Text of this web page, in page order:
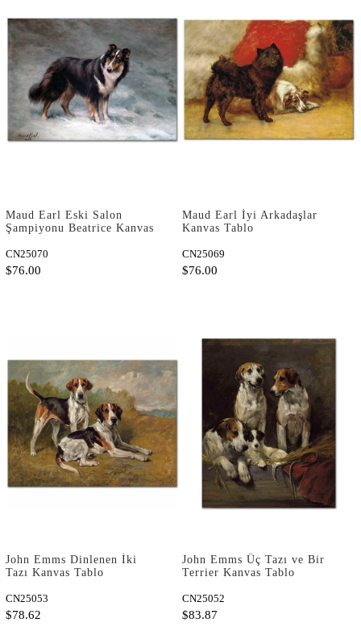
Maud Earl Eski Salon
Şampiyonu Beatrice Kanvas
CN25070
$76.00
Maud Earl İyi Arkadaşlar
Kanvas Tablo
CN25069
$76.00
John Emms Dinlenen İki
Tazı Kanvas Tablo
CN25053
$78.62
John Emms Üç Tazı ve Bir
Terrier Kanvas Tablo
CN25052
$83.87